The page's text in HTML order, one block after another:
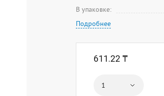
В упаковке:
Подробнее
611.22 ₸